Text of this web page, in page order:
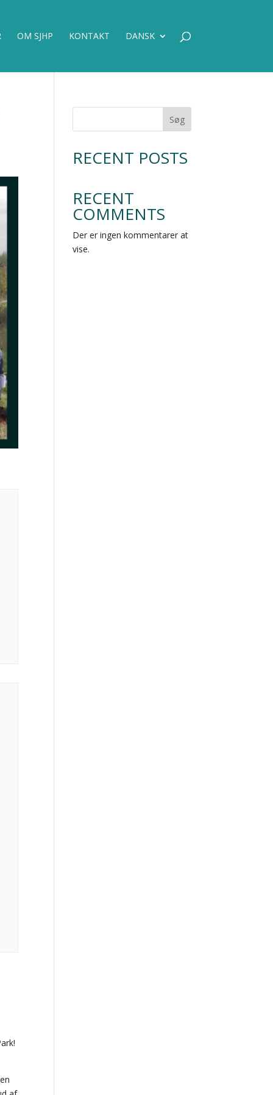
OM SJHP KONTAKT DANSK
Søg
RECENT POSTS
RECENT
COMMENTS
Der er ingen kommentarer at
vise.